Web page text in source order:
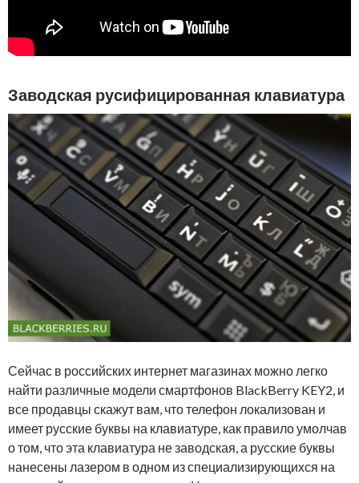
Заводская русифицированная клавиатура
Сейчас в российских интернет магазинах можно легко
найти различные модели смартфонов BlackBerry KEY2, и
все продавцы скажут вам, что телефон локализован и
имеет русские буквы на клавиатуре, как правило умолчав
о том, что эта клавиатура не заводская, а русские буквы
нанесены лазером в одном из специализирующихся на